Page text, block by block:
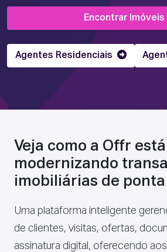
Encontrar Imóveis
Agentes Residenciais
Veja como a Offr está
modernizando
imobiliárias de ponta
Uma plataforma inteligente
de clientes, visitas, ofertas,
assinatura digital, oferecendo